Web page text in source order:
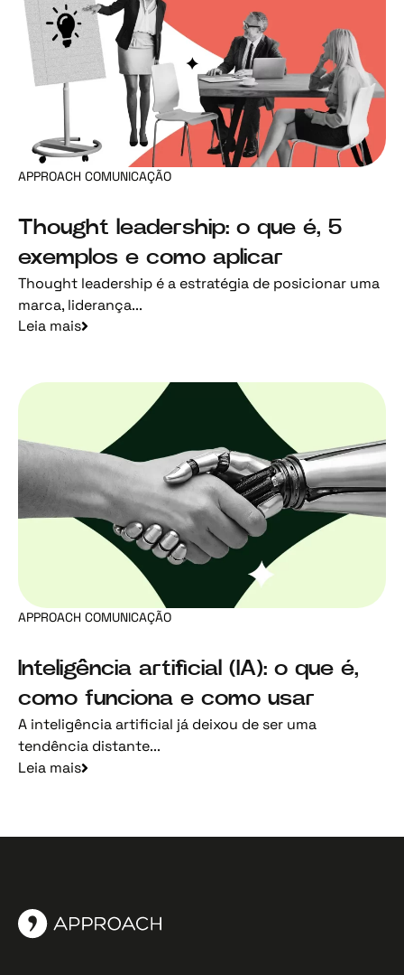
APPROACH COMUNICAÇÃO
Thought leadership: o que é, 5
exemplos e como aplicar
Thought leadership é a estratégia de posicionar uma
marca, liderança...
Leia mais
APPROACH COMUNICAÇÃO
Inteligência artificial (IA): o que é,
como funciona e como usar
A inteligência artificial já deixou de ser uma
tendência distante...
Leia mais